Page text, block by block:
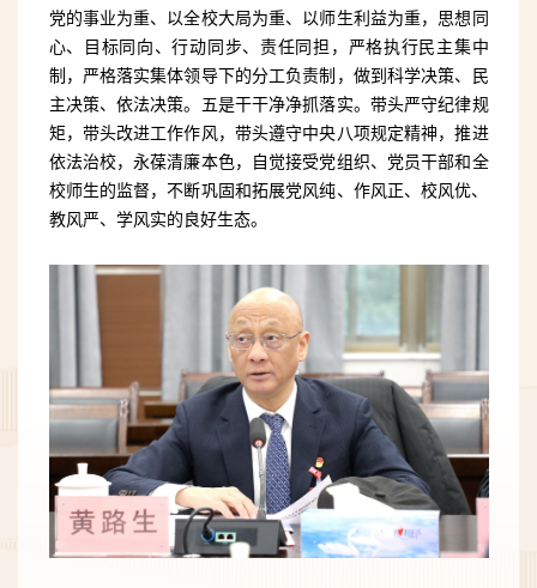
党的事业为重、以全校大局为重、以师生利益为重， 思想同
心、目标同向、行动同步、责任同担， 严格执行民主集中
制， 严格落实集体领导下的分工负责制， 做到科学决策、民
主决策、依法决策。 五是干干净净抓落实。 带头严守纪律规
矩，带头改进工作作风，带头遵守中央八项规定精神，推进
依法治校，永葆清廉本色，
自觉接受党组织、党员干部和全
校师生的监督，不断巩固和拓展党风纯、作风正、校风优、
教风严、学风实的良好生态。